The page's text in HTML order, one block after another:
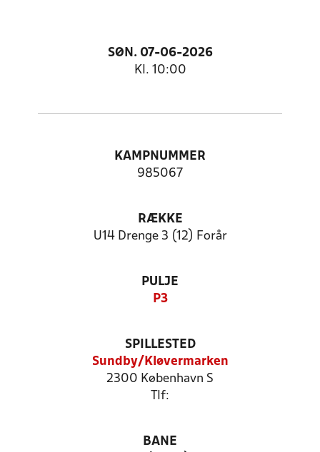
SØN. 07-06-2026
Kl. 10:00
KAMPNUMMER
985067
RÆKKE
U14 Drenge 3 (12) Forår
PULJE
P3
SPILLESTED
Sundby/Kløvermarken
2300 København S
Tlf:
BANE